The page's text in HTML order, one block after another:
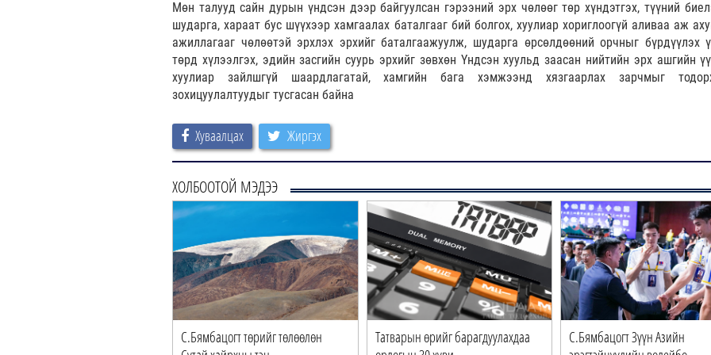
Мөн талууд сайн дурын үндсэн дээр байгуулсан гэрээний эрх чөлөөг төр хүндэтгэх, түүний
шударга, хараат бус шүүхээр хамгаалах баталгааг бий болгох, хуулиар хориглоогүй аливаа аж
ажиллагааг чөлөөтэй эрхлэх эрхийг баталгаажуулж, шударга өрсөлдөөний орчныг бүрдүүлэх
төрд хүлээлгэх, эдийн засгийн суурь эрхийг зөвхөн Үндсэн хуульд заасан нийтийн эрх ашгийн
хуулиар зайлшгүй шаардлагатай, хамгийн бага хэмжээнд хязгаарлах зарчмыг
зохицуулалтуудыг тусгасан байна
Хуваалцах Жиргэх
ХОЛБООТОЙ МЭДЭЭ
С.Бямбацогт төрийг төлөөлөн
Татварын өрийг барагдуулахдаа
С.Бямбацогт Зүүн Азийн